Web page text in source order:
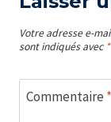
Votre adresse e-
sont indiqués avec *
Commentaire *